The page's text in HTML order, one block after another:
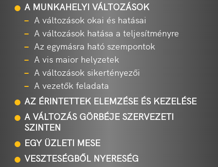
A MUNKAHELYI VÁLTOZÁSOK
A változások okai és hatásai
A változások hatása a teljesítményre
Az egymásra ható szempontok
A vis maior helyzetek
A változások sikertényezői
A vezetők feladata
AZ ÉRINTETTEK ELEMZÉSE ÉS KEZELÉSE
A VÁLTOZÁS GÖRBÉJE SZERVEZETI
SZINTEN
EGY ÜZLETI MESE
VESZTESÉGBŐL NYERESÉG